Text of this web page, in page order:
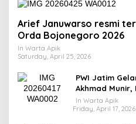
Arief Januwarso resmi
Orda Bojonegoro 2026
In Warta Apik
Saturday, April 25, 2026
PWI Jatim
Akhmad Munir,
In Warta Apik
Friday, April 17, 2026